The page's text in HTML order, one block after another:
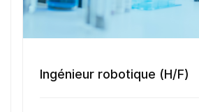
Ingénieur robotique (H/F)